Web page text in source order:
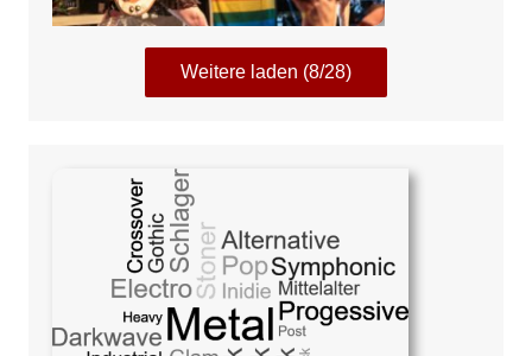
Weitere laden (8/28)